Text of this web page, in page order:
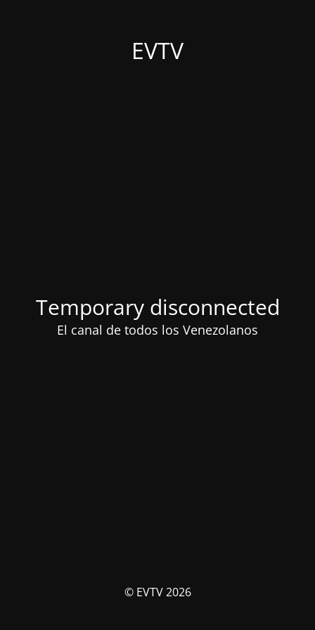
EVTV
Temporary disconnected
El canal de todos los Venezolanos
© EVTV 2026